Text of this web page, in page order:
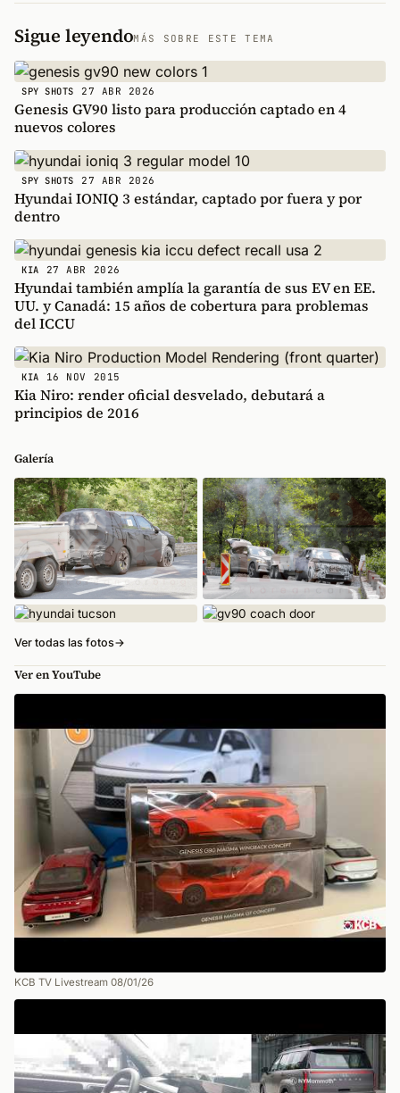
Sigue leyendoMÁS SOBRE ESTE TEMA
SPY SHOTS 27 ABR 2026
Genesis GV90 listo para producción captado en 4
nuevos colores
SPY SHOTS 27 ABR 2026
Hyundai IONIQ 3 estándar, captado por fuera y por
dentro
KIA 27 ABR 2026
Hyundai también amplía la garantía de sus EV en EE.
UU. y Canadá: 15 años de cobertura para problemas
del ICCU
KIA 16 NOV 2015
Kia Niro: render oficial desvelado, debutará a
principios de 2016
Galería
Ver todas las fotos→
Ver en YouTube
KCB TV Livestream 08/01/26